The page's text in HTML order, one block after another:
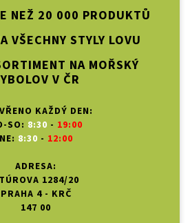
NEŽ 20 000 PRODUKTŮ
VŠECHNY STYLY LOVU
NA MOŘSKÝ
V ČR
KAŽDÝ DEN:
SO: 8:30 - 19:00
NE: 8:30 - 12:00
ADRESA:
1284/20
PRAHA 4 - KRČ
147 00